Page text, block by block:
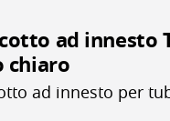
ad innesto
chiaro
ad innesto per